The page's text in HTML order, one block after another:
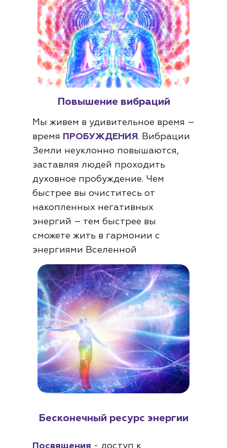
Посвящения - доступ к
Мы живем в удивительное время –
время ПРОБУЖДЕНИЯ. Вибрации
Земли неуклонно повышаются,
заставляя людей проходить
духовное пробуждение. Чем
быстрее вы очиститесь от
накопленных негативных
энергий – тем быстрее вы
сможете жить в гармонии с
энергиями Вселенной
Бесконечный ресурс энергии
Повышение вибраций